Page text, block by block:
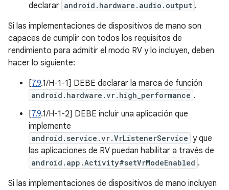
declarar android.hardware.audio.output .
Si las implementaciones de dispositivos de mano son
capaces de cumplir con todos los requisitos de
rendimiento para admitir el modo RV y lo incluyen, deben
hacer lo siguiente:
[7.9.1/H-1-1] DEBE declarar la marca de función
android.hardware.vr.high_performance .
[7.9.1/H-1-2] DEBE incluir una aplicación que
implemente
android.service.vr.VrListenerService y que
las aplicaciones de RV puedan habilitar a través de
android.app.Activity#setVrModeEnabled .
Si las implementaciones de dispositivos de mano incluyen